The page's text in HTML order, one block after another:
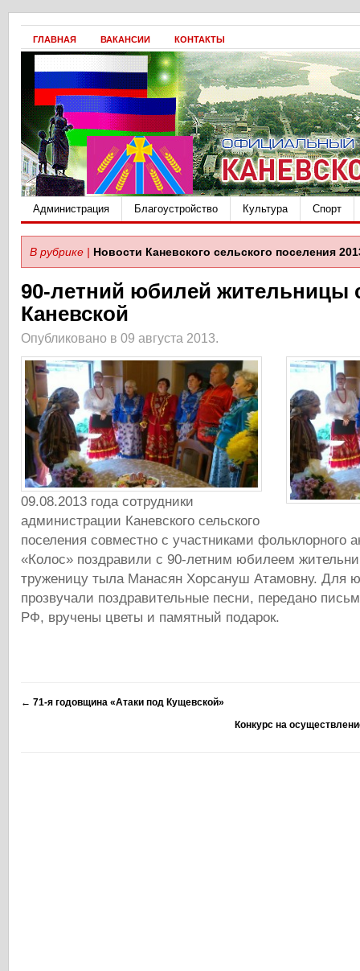
ГЛАВНАЯ ВАКАНСИИ КОНТАКТЫ
Администрация Благоустройство Культура Спорт
В рубрике | Новости Каневского сельского поселения
90-летний юбилей жительницы
Каневской
Опубликовано в 09 августа 2013.
09.08.2013 года сотрудники
администрации Каневского сельского
поселения совместно с участниками фольклорного
«Колос» поздравили с 90-летним юбилеем
труженицу тыла Манасян Хорсануш Атамовну. Для
прозвучали поздравительные песни, передано
РФ, вручены цветы и памятный подарок.
← 71-я годовщина «Атаки под Кущевской»
Конкурс на